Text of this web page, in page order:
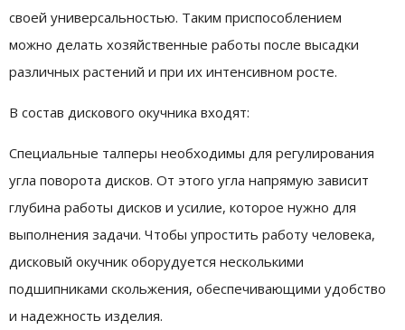
своей универсальностью. Таким приспособлением
можно делать хозяйственные работы после высадки
различных растений и при их интенсивном росте.
В состав дискового окучника входят:
Специальные талперы необходимы для регулирования
угла поворота дисков. От этого угла напрямую зависит
глубина работы дисков и усилие, которое нужно для
выполнения задачи. Чтобы упростить работу человека,
дисковый окучник оборудуется несколькими
подшипниками скольжения, обеспечивающими удобство
и надежность изделия.